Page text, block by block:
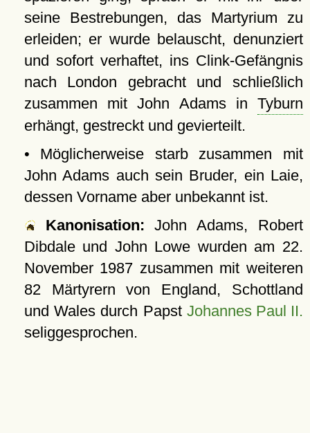
seine Bestrebungen, das Martyrium zu
erleiden; er wurde belauscht, denunziert
und sofort verhaftet, ins Clink-Gefängnis
nach London gebracht und schließlich
zusammen mit John Adams in Tyburn
erhängt, gestreckt und gevierteilt.
• Möglicherweise starb zusammen mit
John Adams auch sein Bruder, ein Laie,
dessen Vorname aber unbekannt ist.
Kanonisation: John Adams, Robert
Dibdale und John Lowe wurden am 22.
November 1987 zusammen mit weiteren
82 Märtyrern von England, Schottland
und Wales durch Papst Johannes Paul II.
seliggesprochen.